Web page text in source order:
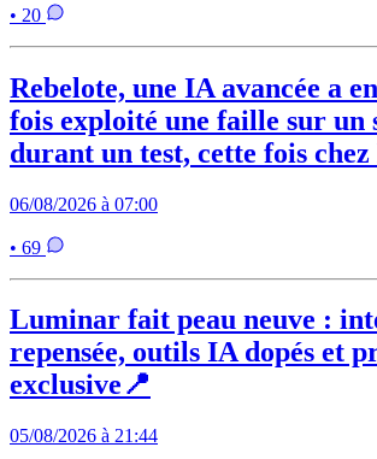
• 20
Rebelote, une IA avancée a
fois exploité une faille sur un
durant un test, cette fois
06/08/2026 à 07:00
• 69
Luminar fait peau neuve :
repensée, outils IA dopés et
exclusive📍
05/08/2026 à 21:44